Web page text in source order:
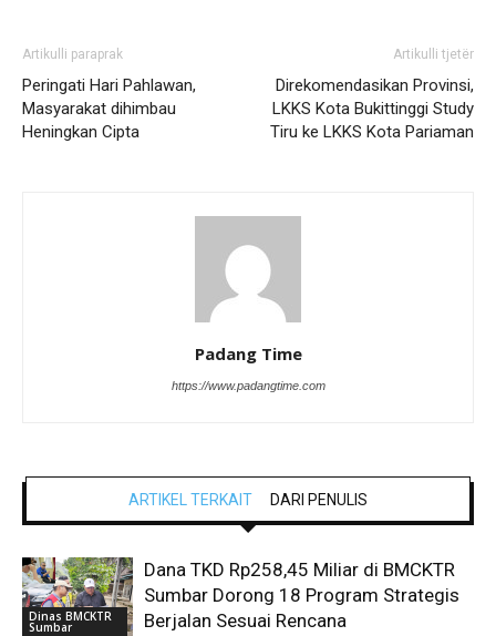
Artikulli paraprak
Peringati Hari Pahlawan,
Masyarakat dihimbau
Heningkan Cipta
Artikulli tjetër
Direkomendasikan Provinsi,
LKKS Kota Bukittinggi Study
Tiru ke LKKS Kota Pariaman
Padang Time
https://www.padangtime.com
ARTIKEL TERKAIT DARI PENULIS
Dinas BMCKTR
Sumbar
Dana TKD Rp258,45 Miliar di BMCKTR
Sumbar Dorong 18 Program Strategis
Berjalan Sesuai Rencana